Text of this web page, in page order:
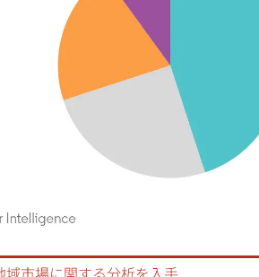
表示が必要です。